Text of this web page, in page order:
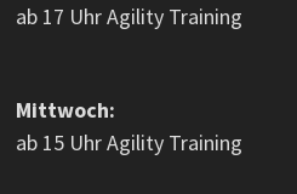
ab 17 Uhr Agility Training
Mittwoch:
ab 15 Uhr Agility Training